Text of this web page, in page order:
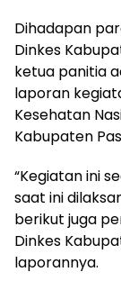
Dihadapan
Dinkes
ketua panitia
laporan
Kesehatan
Kabupaten
“Kegiatan ini
saat ini
berikut juga
Dinkes
laporannya.